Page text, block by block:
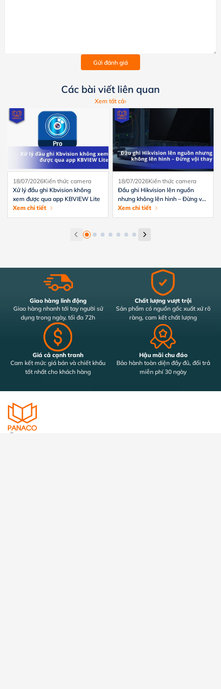
Gửi đánh giá
Các bài viết liên quan
Xem tất cả
18/07/2026Kiến thức camera
Xử lý đầu ghi Kbvision không
xem được qua app KBVIEW Lite
Xem chi tiết
18/07/2026Kiến thức camera
Đầu ghi Hikvision lên nguồn
nhưng không lên hình – Đừng vội
thay
Xem chi tiết
Giao hàng linh động
Giao hàng nhanh tới tay người sử
dụng trong ngày, tối đa 72h
Chất lượng vượt trội
Sản phẩm có nguồn gốc xuất xứ rõ
ràng, cam kết chất lượng
Giá cả cạnh tranh
Cam kết mức giá bán và chiết khấu
tốt nhất cho khách hàng
Hậu mãi chu đáo
Bảo hành toàn diện đầy đủ, đổi trả
miễn phí 30 ngày